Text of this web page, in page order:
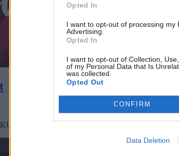
Opted In
I want to opt-out of processing my
Advertising.
Opted In
I want to opt-out of Collection,
of my Personal Data that Is
was collected.
Opted Out
CONFIRM
Data Deletion
gledališče Sobota, 20. junij 2026 | 20.00 📍